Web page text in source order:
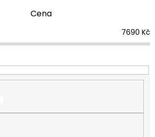
Cena
7690 Kč